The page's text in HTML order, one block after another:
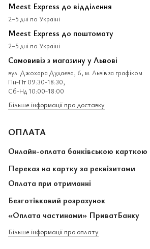
Meest Express до відділення
2–5 дні по Україні
Meest Express до поштомату
2–5 дні по Україні
Самовивіз з магазину у Львові
вул. Джохара Дудаєва, 6, м. Львів за графіком
Пн-Пт 09:30-18:30,
Сб-Нд 10:00-18:00
Більше інформації про доставку
ОПЛАТА
Онлайн-оплата банківською карткою
Переказ на картку за реквізитами
Оплата при отриманні
Безготівковий розрахунок
«Оплата частинами» ПриватБанку
Більше інформації про оплату